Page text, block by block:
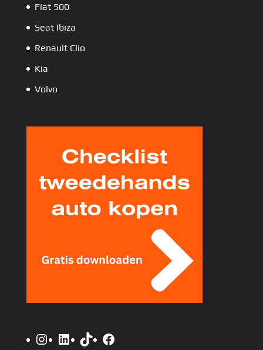
Fiat 500
Seat Ibiza
Renault Clio
Kia
Volvo
Instagram
LinkedIn
TikTokFacebook